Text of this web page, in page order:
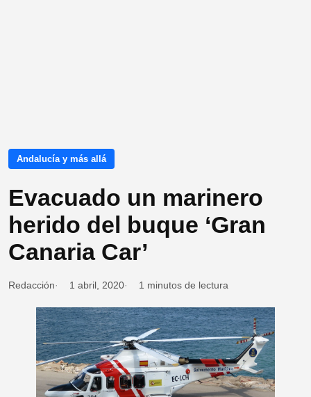
Andalucía y más allá
Evacuado un marinero
herido del buque ‘Gran
Canaria Car’
Redacción 1 abril, 2020 1 minutos de lectura